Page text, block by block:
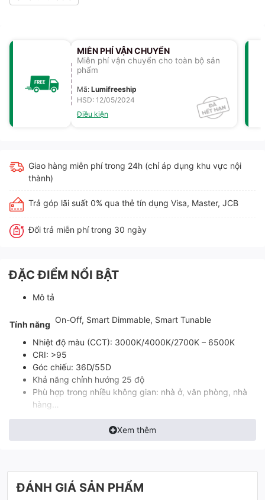
MIỄN PHÍ VẬN CHUYỂN
Miễn phí vận chuyển cho toàn bộ sản
phẩm
Mã: Lumifreeship
HSD: 12/05/2024
Điều kiện
Giao hàng miễn phí trong 24h (chỉ áp dụng khu vực nội
thành)
Trả góp lãi suất 0% qua thẻ tín dụng Visa, Master, JCB
Đổi trả miễn phí trong 30 ngày
ĐẶC ĐIỂM NỔI BẬT
Mô tả
Tính năng On-Off, Smart Dimmable, Smart Tunable
Nhiệt độ màu (CCT): 3000K/4000K/2700K – 6500K
CRI: >95
Góc chiếu: 36D/55D
Khả năng chỉnh hướng 25 độ
Phù hợp trong nhiều không gian: nhà ở, văn phòng, nhà
hàng…
Tuổi thọ: 50.000h
Xem thêm
ĐÁNH GIÁ SẢN PHẨM